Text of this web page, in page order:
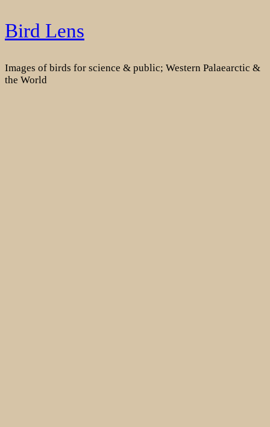
Skip
to
Bird Lens
Images of birds for science & public; Western Palaearctic &
the World